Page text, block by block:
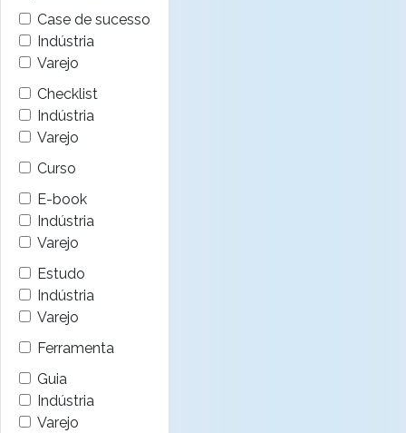
Case de sucesso
Indústria
Varejo
Checklist
Indústria
Varejo
Curso
E-book
Indústria
Varejo
Estudo
Indústria
Varejo
Ferramenta
Guia
Indústria
Varejo